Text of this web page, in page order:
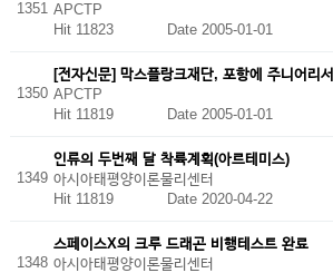
1351 APCTP
Hit 11823
Date 2005-01-01
1350
[전자신문] 막스플랑크재단, 포항에 주니어리
APCTP
Hit 11819
Date 2005-01-01
1349
인류의 두번째 달 착륙계획(아르테미스)
아시아태평양이론물리센터
Hit 11819 Date 2020-04-22
1348
스페이스X의 크루 드래곤 비행테스트 완료
아시아태평양이론물리센터